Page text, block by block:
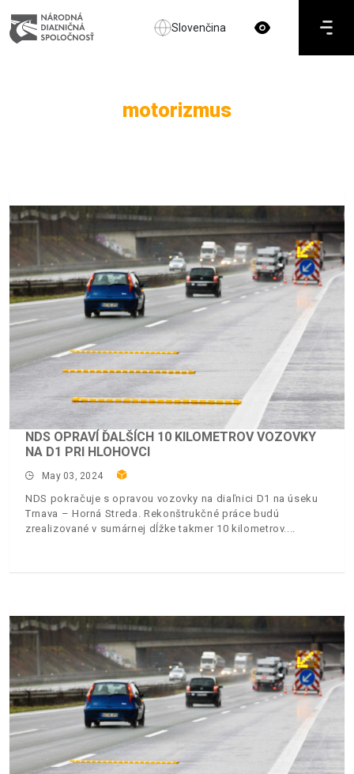
Slovenčina
motorizmus
NDS OPRAVÍ ĎALŠÍCH 10 KILOMETROV VOZOVKY
NA D1 PRI HLOHOVCI
May 03, 2024
NDS pokračuje s opravou vozovky na diaľnici D1 na úseku
Trnava – Horná Streda. Rekonštrukčné práce budú
zrealizované v sumárnej dĺžke takmer 10 kilometrov.